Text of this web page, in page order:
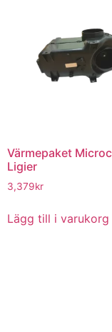
Värmepaket
Ligier
3,379kr
Lägg till i varukorg